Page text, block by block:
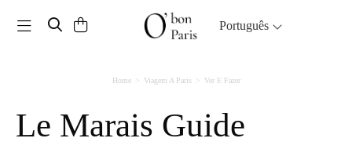
Toggle navigation Português
Home Viagem A Paris Ver E Fazer
Le Marais Guide